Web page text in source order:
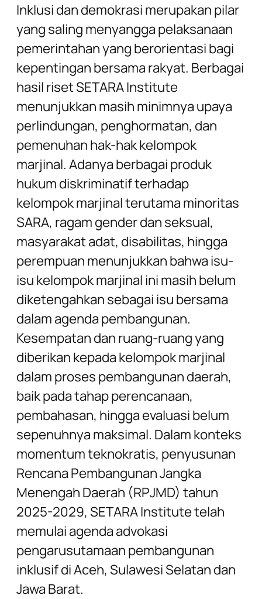
Inklusi dan demokrasi merupakan pilar
yang saling menyangga pelaksanaan
pemerintahan yang berorientasi bagi
kepentingan bersama rakyat. Berbagai
hasil riset SETARA Institute
menunjukkan masih minimnya upaya
perlindungan, penghormatan, dan
pemenuhan hak-hak kelompok
marjinal. Adanya berbagai produk
hukum diskriminatif terhadap
kelompok marjinal terutama minoritas
SARA, ragam gender dan seksual,
masyarakat adat, disabilitas, hingga
perempuan menunjukkan bahwa isu-
isu kelompok marjinal ini masih belum
diketengahkan sebagai isu bersama
dalam agenda pembangunan.
Kesempatan dan ruang-ruang yang
diberikan kepada kelompok marjinal
dalam proses pembangunan daerah,
baik pada tahap perencanaan,
pembahasan, hingga evaluasi belum
sepenuhnya maksimal. Dalam konteks
momentum teknokratis, penyusunan
Rencana Pembangunan Jangka
Menengah Daerah (RPJMD) tahun
2025-2029, SETARA Institute telah
memulai agenda advokasi
pengarusutamaan pembangunan
inklusif di Aceh, Sulawesi Selatan dan
Jawa Barat.